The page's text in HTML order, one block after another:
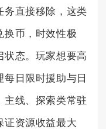
务直接移除，这类
换币，时效性极
状态。玩家想要高
日限时援助与日
主线、探索类常驻
证资源收益最大